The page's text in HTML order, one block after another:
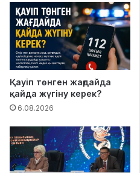
Қауіп төнген жағдайда
қайда жүгіну керек?
6.08.2026